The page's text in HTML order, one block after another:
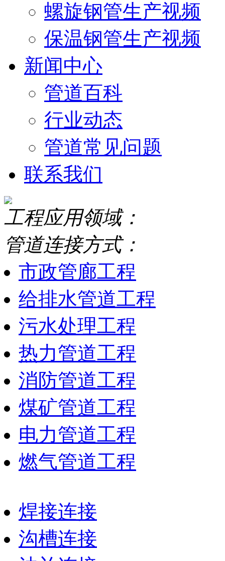
螺旋钢管生产视频
保温钢管生产视频
新闻中心
管道百科
行业动态
管道常见问题
联系我们
工程应用领域：
管道连接方式：
市政管廊工程
给排水管道工程
污水处理工程
热力管道工程
消防管道工程
煤矿管道工程
电力管道工程
燃气管道工程
焊接连接
沟槽连接